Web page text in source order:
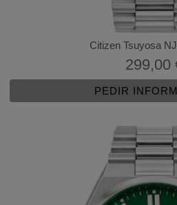
Citizen Tsuyosa
299,00
PEDIR